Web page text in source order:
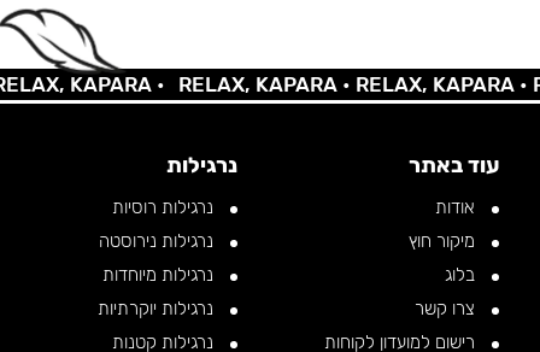
KAPARA • RELAX, KAPARA •RELAX, KAPARA •
עוד באתר
אודות
מיקור חוץ
בלוג
צרו קשר
רישום למועדון לקוחות
נרגילות
נרגילות רוסיות
נרגילות נירוסטה
נרגילות מיוחדות
נרגילות יוקרתיות
נרגילות קטנות